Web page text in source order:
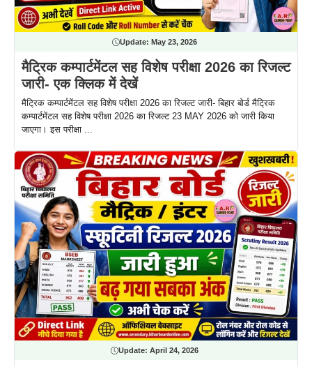
Update: May 23, 2026
मैट्रिक कम्पार्टमेंटल सह विशेष परीक्षा 2026 का रिजल्ट
जारी- एक क्लिक में देखें
मैट्रिक कम्पार्टमेंटल सह विशेष परीक्षा 2026 का रिजल्ट जारी- बिहार बोर्ड मैट्रिक
कम्पार्टमेंटल सह विशेष परीक्षा 2026 का रिजल्ट 23 MAY 2026 को जारी किया
जाएगा। इस परीक्षा ...
Update: April 24, 2026